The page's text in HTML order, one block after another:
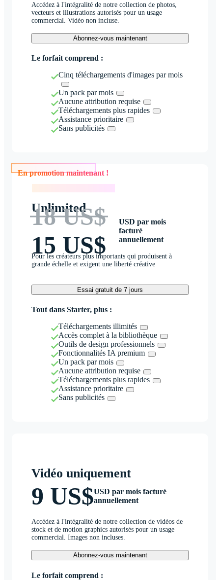
Accédez à l'intégralité de notre collection de photos,
vecteurs et illustrations autorisés pour un usage
commercial. Vidéo non incluse.
Abonnez-vous maintenant
Le forfait comprend :
Cinq téléchargements d'images par mois
Un pack par mois
Aucune attribution requise
Téléchargements plus rapides
Assistance prioritaire
Sans publicités
En promotion maintenant !
Unlimited
18 US$
15 US$
USD par mois
facturé
annuellement
Pour les créateurs plus importants qui produisent à
grande échelle et exigent une liberté créative
Essai gratuit de 7 jours
Tout dans Starter, plus :
Téléchargements illimités
Accès complet à la bibliothèque
Outils de design professionnels
Fonctionnalités IA premium
Un pack par mois
Aucune attribution requise
Téléchargements plus rapides
Assistance prioritaire
Sans publicités
Vidéo uniquement
9 US$USD par mois facturé
annuellement
Accédez à l'intégralité de notre collection de vidéos de
stock et de motion graphics autorisés pour un usage
commercial. Images non incluses.
Abonnez-vous maintenant
Le forfait comprend :